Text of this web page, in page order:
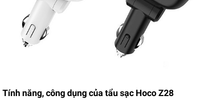
Tính năng, công dụng của tẩu sạc Hoco Z28